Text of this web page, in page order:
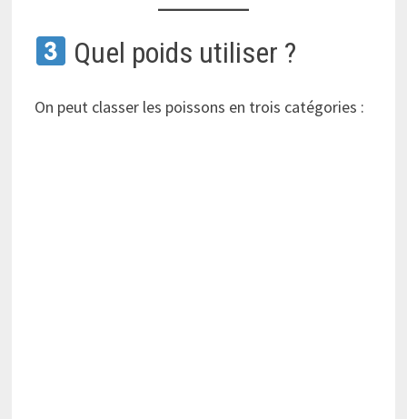
Quel poids utiliser ?
On peut classer les poissons en trois catégories :